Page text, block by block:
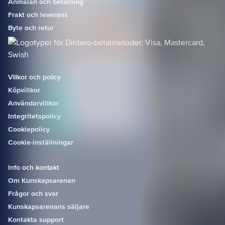
med ett kapitel
om detta
framställs
mängder av
och en utifrån
sitt bestämda
syfte. I boken
ges en allmän
översikt över
de viktigaste
officiella
kartorna för
tillhörande
databaser samt
upphovsrätt
och
sekretess.För
Anmälan och betalning
Frakt och leverans
Byte och retur
Villkor och policy
Köpvillkor
Användarvillkor
Integritetspolicy
Cookiepolicy
Cookie-inställningar
Info och kontakt
Om Kunskapsarenan
Frågor och svar
Kunskapsarenans säljare
Kontakta support